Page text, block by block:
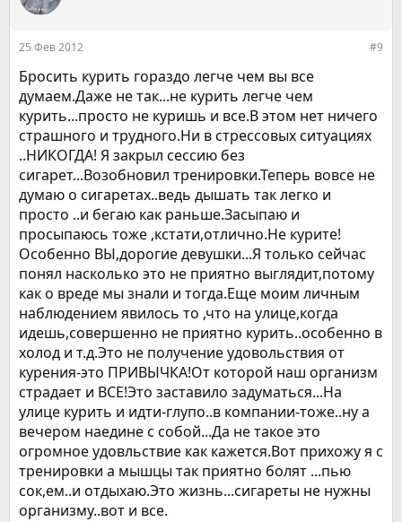
25 Фев 2012 #9
Бросить курить гораздо легче чем вы все
думаем.Даже не так...не курить легче чем
курить...просто не куришь и все.В этом нет ничего
страшного и трудного.Ни в стрессовых ситуациях
..НИКОГДА! Я закрыл сессию без
сигарет...Возобновил тренировки.Теперь вовсе не
думаю о сигаретах..ведь дышать так легко и
просто ..и бегаю как раньше.Засыпаю и
просыпаюсь тоже ,кстати,отлично.Не курите!
Особенно ВЫ,дорогие девушки...Я только сейчас
понял насколько это не приятно выглядит,потому
как о вреде мы знали и тогда.Еще моим личным
наблюдением явилось то ,что на улице,когда
идешь,совершенно не приятно курить..особенно в
холод и т.д.Это не получение удовольствия от
курения-это ПРИВЫЧКА!От которой наш организм
страдает и ВСЕ!Это заставило задуматься...На
улице курить и идти-глупо..в компании-тоже..ну а
вечером наедине с собой...Да не такое это
огромное удовльствие как кажется.Вот прихожу я с
тренировки а мышцы так приятно болят ...пью
сок,ем..и отдыхаю.Это жизнь...сигареты не нужны
организму..вот и все.